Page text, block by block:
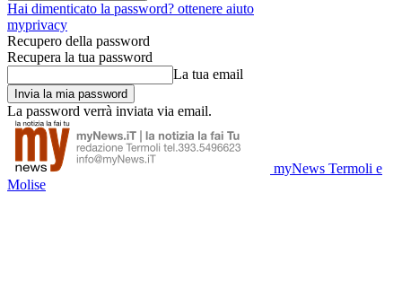
Hai dimenticato la password? ottenere aiuto
myprivacy
Recupero della password
Recupera la tua password
La tua email
La password verrà inviata via email.
myNews Termoli e
Molise